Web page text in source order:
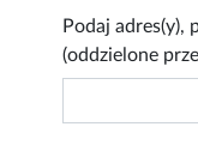
Podaj adres(y),
(oddzielone